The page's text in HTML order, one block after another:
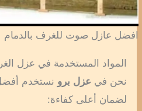
افضل عازل صوت للغرف بالدمام
المواد المستخدمة في عزل
نحن في عزل برو نستخدم
لضمان أعلى كفاءة: